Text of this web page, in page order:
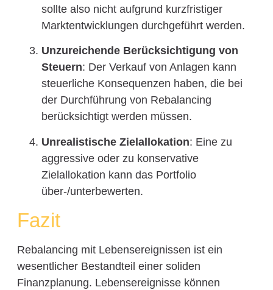
sollte also nicht aufgrund kurzfristiger
Marktentwicklungen durchgeführt werden.
Unzureichende Berücksichtigung von
Steuern: Der Verkauf von Anlagen kann
steuerliche Konsequenzen haben, die bei
der Durchführung von Rebalancing
berücksichtigt werden müssen.
Unrealistische Zielallokation: Eine zu
aggressive oder zu konservative
Zielallokation kann das Portfolio
über-/unterbewerten.
Fazit
Rebalancing mit Lebensereignissen ist ein
wesentlicher Bestandteil einer soliden
Finanzplanung. Lebensereignisse können